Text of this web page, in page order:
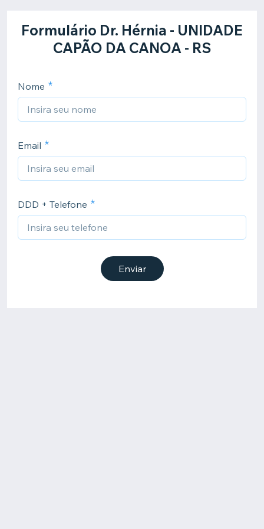
Formulário Dr. Hérnia - UNIDADE
CAPÃO DA CANOA - RS
Nome
Email
DDD + Telefone
Enviar